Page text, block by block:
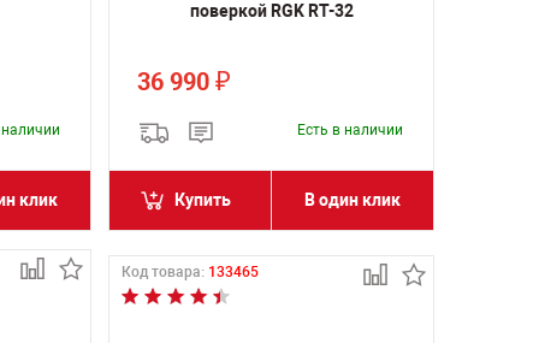
наличии
клик
поверкой RGK RT-32
36 990₽
Есть в наличии
Купить В один клик
Код товара: 133465